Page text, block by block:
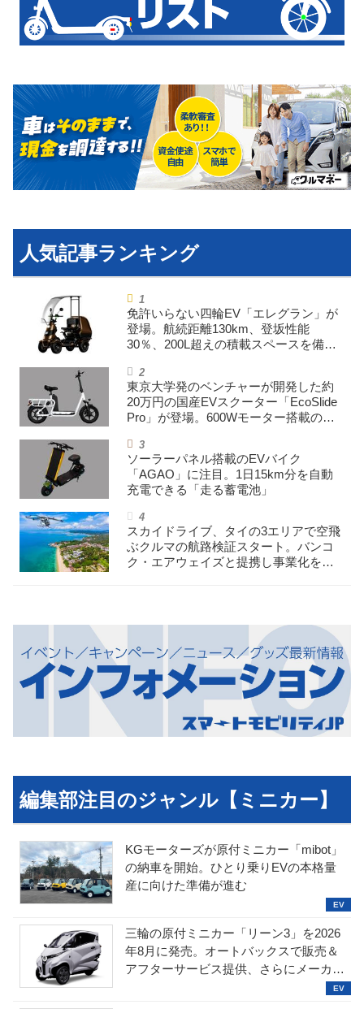
プライバシーポリシー
ライター名簿
お問い合せ
広告掲載について
免許いらない四輪EV「エレグラン」が
登場。航続距離130km、登坂性能
30％、200L超えの積載スペースを備え
東京大学発のベンチャーが開発した約
20万円の国産EVスクーター「EcoSlide
Pro」が登場。600Wモーター搭載のハ
ソーラーパネル搭載のEVバイク
「AGAO」に注目。1日15km分を自動
充電できる「走る蓄電池」
スカイドライブ、タイの3エリアで空飛
ぶクルマの航路検証スタート。バンコ
ク・エアウェイズと提携し事業化を目
編集部注目のジャンル【ミニカー】
KGモーターズが原付ミニカー「mibot」
の納車を開始。ひとり乗りEVの本格量
産に向けた準備が進む
三輪の原付ミニカー「リーン3」を2026
年8月に発売。オートバックスで販売＆
アフターサービス提供、さらにメーカー